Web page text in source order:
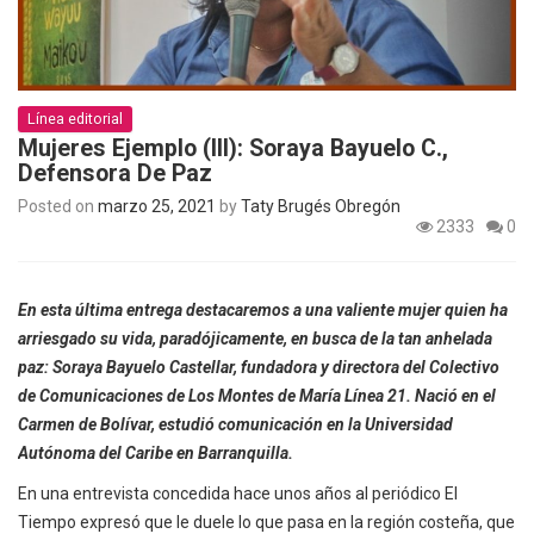
Línea editorial
Mujeres Ejemplo (III): Soraya Bayuelo C.,
Defensora De Paz
Posted on marzo 25, 2021 byTaty Brugés Obregón
2333
0
En esta última entrega destacaremos a una valiente mujer quien ha
arriesgado su vida, paradójicamente, en busca de la tan anhelada
paz: Soraya Bayuelo Castellar, fundadora y directora del Colectivo
de Comunicaciones de Los Montes de María Línea 21. Nació en el
Carmen de Bolívar, estudió comunicación en la Universidad
Autónoma del Caribe en Barranquilla.
En una entrevista concedida hace unos años al periódico El
Tiempo expresó que le duele lo que pasa en la región costeña, que